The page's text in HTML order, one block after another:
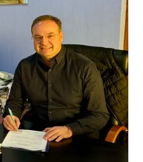
του Δήμου Πολυγύρου